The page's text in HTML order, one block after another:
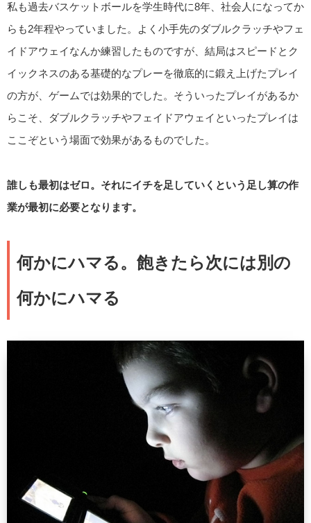
私も過去バスケットボールを学生時代に8年、社会人になってか
らも2年程やっていました。よく小手先のダブルクラッチやフェ
イドアウェイなんか練習したものですが、結局はスピードとク
イックネスのある基礎的なプレーを徹底的に鍛え上げたプレイ
の方が、ゲームでは効果的でした。そういったプレイがあるか
らこそ、ダブルクラッチやフェイドアウェイといったプレイは
ここぞという場面で効果があるものでした。
誰しも最初はゼロ。それにイチを足していくという足し算の作
業が最初に必要となります。
何かにハマる。飽きたら次には別の
何かにハマる